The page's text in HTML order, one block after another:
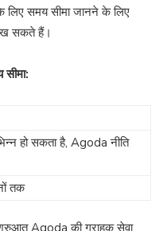
के लिए समय सीमा जानने के लिए
सकते हैं।
हो सकता है, Agoda नीति
तक
शुरुआत Agoda की ग्राहक सेवा